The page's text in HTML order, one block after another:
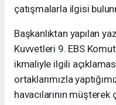
çatışmalarla ilgisi
Başkanlıktan yapılan
Kuvvetleri 9. EBS
ikmaliyle ilgili
ortaklarımızla
havacılarının